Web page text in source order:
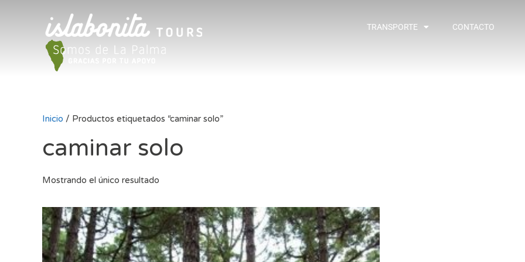
TRANSPORTE CONTACTO
Inicio / Productos etiquetados “caminar solo”
caminar solo
Mostrando el único resultado